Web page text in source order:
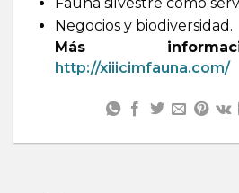
Negocios y biodiversidad.
Más
http://xiiicimfauna.com/